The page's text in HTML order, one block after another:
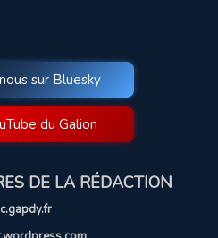
sur Bluesky
du Galion
DE LA RÉDACTION